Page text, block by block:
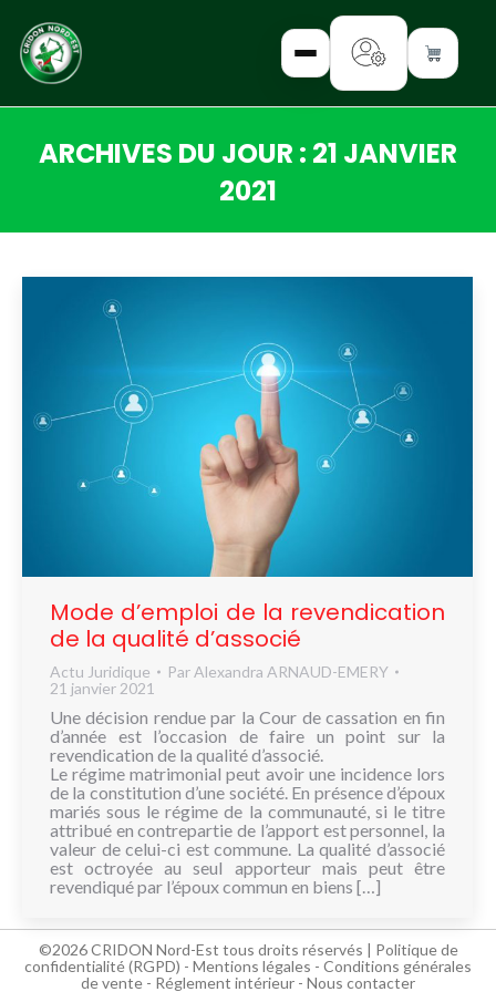
✕
INTERROGEZ-
CONTACT
ARCHIVES DU JOUR : 21 JANVIER
2021
Mode d’emploi de la revendication
de la qualité d’associé
Actu Juridique Par Alexandra ARNAUD-EMERY
21 janvier 2021
Une décision rendue par la Cour de cassation en fin
d’année est l’occasion de faire un point sur la
revendication de la qualité d’associé.
Le régime matrimonial peut avoir une incidence lors
de la constitution d’une société. En présence d’époux
mariés sous le régime de la communauté, si le titre
attribué en contrepartie de l’apport est personnel, la
valeur de celui-ci est commune. La qualité d’associé
est octroyée au seul apporteur mais peut être
revendiqué par l’époux commun en biens […]
©2026 CRIDON Nord-Est tous droits réservés | Politique de
confidentialité (RGPD) - Mentions légales - Conditions générales
de vente - Réglement intérieur - Nous contacter